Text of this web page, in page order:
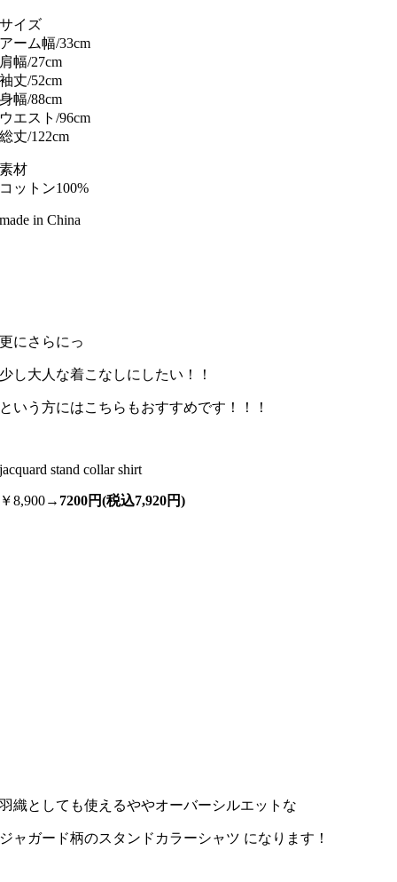
サイズ
アーム幅/33cm
肩幅/27cm
袖丈/52cm
身幅/88cm
ウエスト/96cm
総丈/122cm
素材
コットン100%
made in China
更にさらにっ
少し大人な着こなしにしたい！！
という方にはこちらもおすすめです！！！
jacquard stand collar shirt
￥8,900→ 7200円(税込7,920円)
羽織としても使えるややオーバーシルエットな
ジャガード柄のスタンドカラーシャツ になります！